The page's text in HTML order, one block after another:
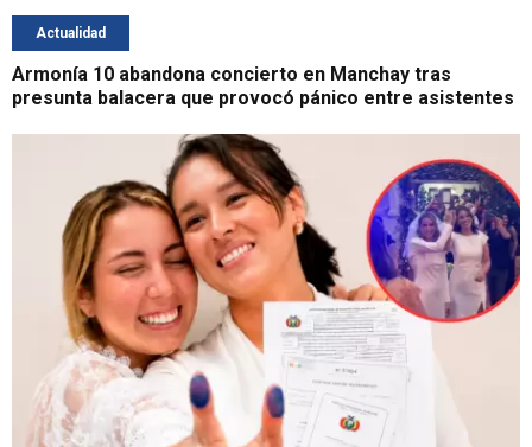
Actualidad
Armonía 10 abandona concierto en Manchay tras
presunta balacera que provocó pánico entre asistentes